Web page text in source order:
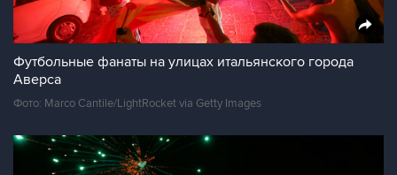
Футбольные фанаты на улицах итальянского города
Аверса
Фото: Marco Cantile/LightRocket via Getty Images